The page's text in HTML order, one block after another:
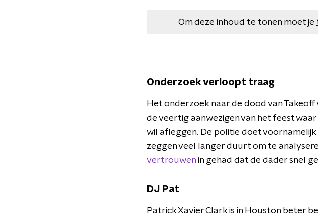
Om deze inhoud te tonen moet je
Onderzoek verloopt traag
Het onderzoek naar de dood van
de veertig aanwezigen van het feest
wil afleggen. De politie doet
zeggen veel langer duurt om te
vertrouwen in gehad dat de dader snel
DJ Pat
Patrick Xavier Clark is in Houston beter